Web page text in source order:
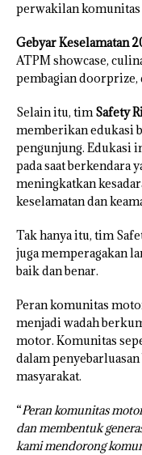
perwakilan komunitas
Gebyar Keselamatan
ATPM showcase,
pembagian doorprize,
Selain itu, timSafety
memberikan edukasi
pengunjung. Edukasi
pada saat berkendara
meningkatkan
keselamatan dan
Tak hanya itu, tim
juga memperagakan
baik dan benar.
Peran komunitas
menjadi wadah
motor. Komunitas
dalam
masyarakat.
“Peran komunitas
dan membentuk
kami mendorong